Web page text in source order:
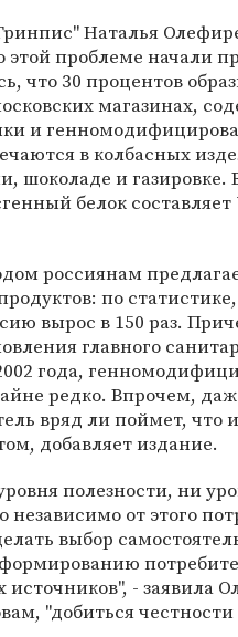
Наталья
проблеме начали
что 30 процентов
магазинах,
и
в колбасных
шоколаде и газировке.
белок составляет
россиянам
по статистике,
вырос в 150 раз.
главного
года,
редко. Впрочем,
вряд ли поймет, что
добавляет издание.
полезности, ни
от этого
выбор
- заявила
"добиться